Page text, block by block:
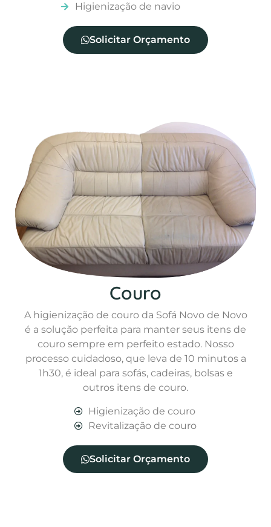
Higienização de navio
Solicitar Orçamento
Couro
A higienização de couro da Sofá Novo de Novo
é a solução perfeita para manter seus itens de
couro sempre em perfeito estado. Nosso
processo cuidadoso, que leva de 10 minutos a
1h30, é ideal para sofás, cadeiras, bolsas e
outros itens de couro.
Higienização de couro
Revitalização de couro
Solicitar Orçamento